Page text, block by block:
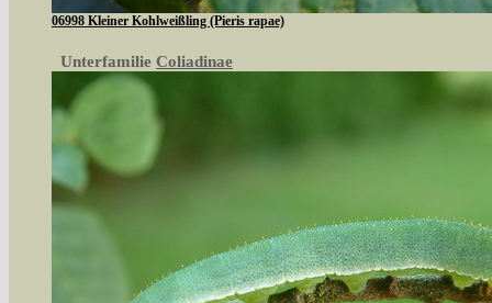
06998 Kleiner Kohlweißling (Pieris rapae)
Unterfamilie Coliadinae